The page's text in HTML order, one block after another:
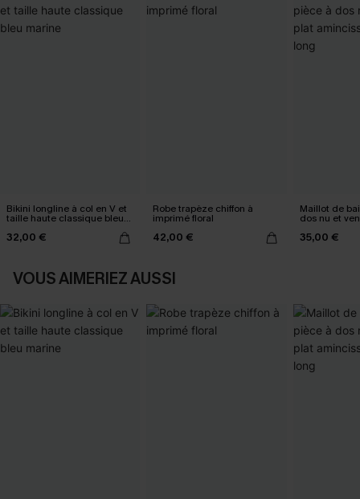
Bikini longline à col en V et
taille haute classique bleu
32,00 €
Robe trapèze chiffon à
imprimé floral
42,00 €
Maillot de
dos nu et
35,00 €
VOUS AIMERIEZ AUSSI